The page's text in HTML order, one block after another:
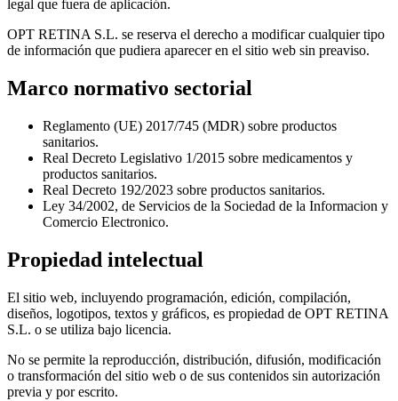
legal que fuera de aplicación.
OPT RETINA S.L. se reserva el derecho a modificar cualquier tipo
de información que pudiera aparecer en el sitio web sin preaviso.
Marco normativo sectorial
Reglamento (UE) 2017/745 (MDR) sobre productos
sanitarios.
Real Decreto Legislativo 1/2015 sobre medicamentos y
productos sanitarios.
Real Decreto 192/2023 sobre productos sanitarios.
Ley 34/2002, de Servicios de la Sociedad de la Informacion y
Comercio Electronico.
Propiedad intelectual
El sitio web, incluyendo programación, edición, compilación,
diseños, logotipos, textos y gráficos, es propiedad de OPT RETINA
S.L. o se utiliza bajo licencia.
No se permite la reproducción, distribución, difusión, modificación
o transformación del sitio web o de sus contenidos sin autorización
previa y por escrito.